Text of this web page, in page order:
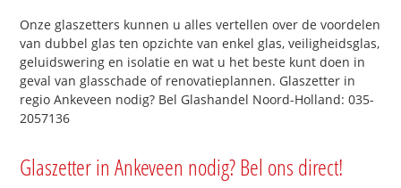
Onze glaszetters kunnen u alles vertellen over de voordelen
van dubbel glas ten opzichte van enkel glas, veiligheidsglas,
geluidswering en isolatie en wat u het beste kunt doen in
geval van glasschade of renovatieplannen. Glaszetter in
regio Ankeveen nodig? Bel Glashandel Noord-Holland: 035-
2057136
Glaszetter in Ankeveen nodig? Bel ons direct!